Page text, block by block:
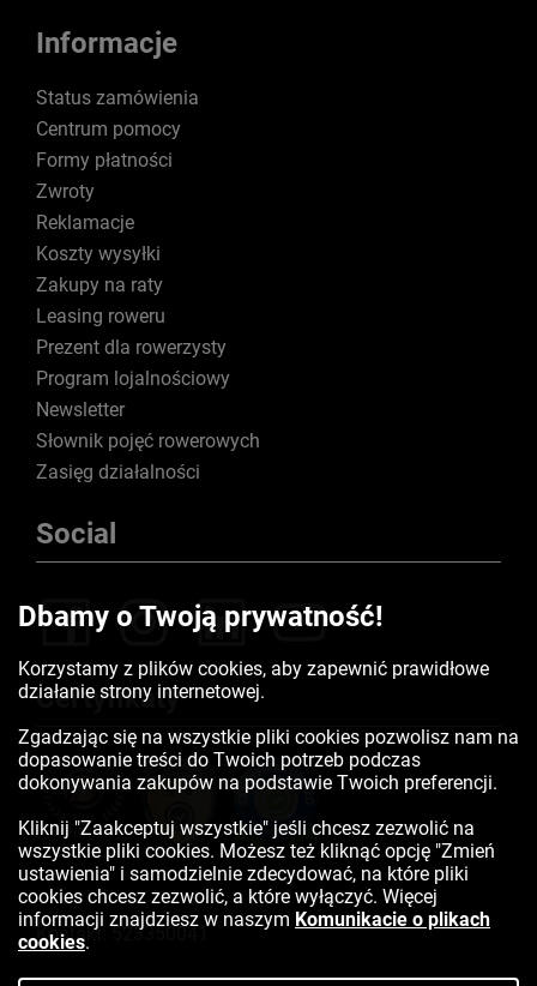
Informacje
Status zamówienia
Centrum pomocy
Formy płatności
Zwroty
Reklamacje
Koszty wysyłki
Zakupy na raty
Leasing roweru
Prezent dla rowerzysty
Program lojalnościowy
Newsletter
Słownik pojęć rowerowych
Zasięg działalności
Social
Certyfikaty
Kontakt:523350041
Dbamy o Twoją prywatność!
Korzystamy z plików cookies, aby zapewnić prawidłowe
działanie strony internetowej.
Zgadzając się na wszystkie pliki cookies pozwolisz nam na
dopasowanie treści do Twoich potrzeb podczas
dokonywania zakupów na podstawie Twoich preferencji.
Kliknij "Zaakceptuj wszystkie" jeśli chcesz zezwolić na
wszystkie pliki cookies. Możesz też kliknąć opcję "Zmień
ustawienia" i samodzielnie zdecydować, na które pliki
cookies chcesz zezwolić, a które wyłączyć. Więcej
informacji znajdziesz w naszym Komunikacie o plikach
cookies.